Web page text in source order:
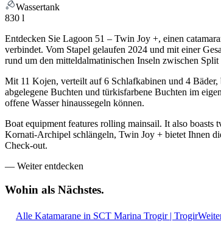
Wassertank
830 l
Entdecken Sie Lagoon 51 – Twin Joy +, einen
verbindet. Vom Stapel gelaufen 2024 und mit einer
rund um den mitteldalmatinischen Inseln zwischen
Mit 11 Kojen, verteilt auf 6 Schlafkabinen und 4
abgelegene Buchten und türkisfarbene Buchten im
offene Wasser hinaussegeln können.
Boat equipment features rolling mainsail. It also
Kornati-Archipel schlängeln, Twin Joy + bietet Ihnen
Check-out.
— Weiter entdecken
Wohin als Nächstes.
Alle Katamarane in SCT Marina Trogir | Trogir